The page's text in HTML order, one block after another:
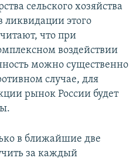
сельского хозяйства
этого
что при
воздействии
можно существенно
случае, для
рынок России будет
в ближайшие две
за каждый